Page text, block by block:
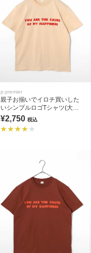
p.premier
親子お揃いでイロチ買いした
いシンプルロゴTシャツ(大人)
全9色 リンク
¥2,750 税込